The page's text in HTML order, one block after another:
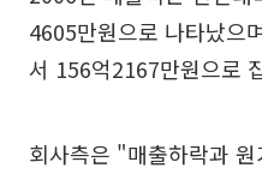
4605만원으로 나타났으
서 156억2167만원으로
회사측은 "매출하락과